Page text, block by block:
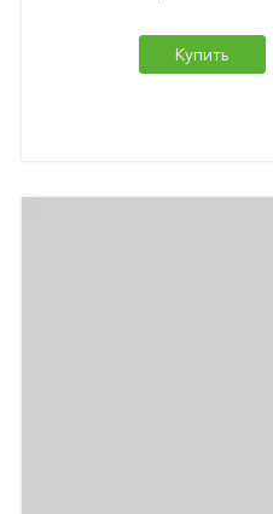
Купить